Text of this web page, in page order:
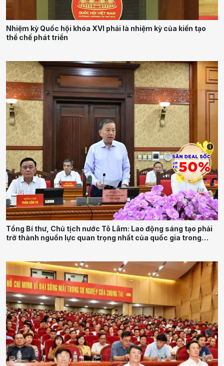
Nhiệm kỳ Quốc hội khóa XVI phải là nhiệm kỳ của kiến tạo
thể chế phát triển
Tổng Bí thư, Chủ tịch nước Tô Lâm: Lao động sáng tạo phải
trở thành nguồn lực quan trọng nhất của quốc gia trong
i